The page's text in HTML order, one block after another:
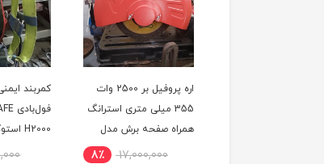
کمربند ایمنی هارنس
فول‌بادی ALLSAFE مدل
H2000 استوک
6,000,000 9٪
کمربند
A230 استوک